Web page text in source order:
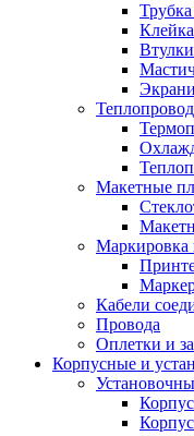
Макетные
Маркировка
Кабели
Провода
Оплетки и
Корпусные и